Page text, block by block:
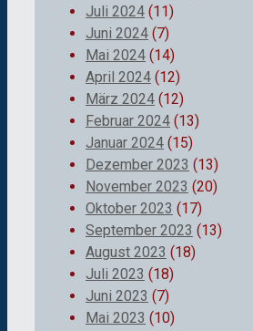
Juli 2024 (11)
Juni 2024 (7)
Mai 2024 (14)
April 2024 (12)
März 2024 (12)
Februar 2024 (13)
Januar 2024 (15)
Dezember 2023 (13)
November 2023 (20)
Oktober 2023 (17)
September 2023 (13)
August 2023 (18)
Juli 2023 (18)
Juni 2023 (7)
Mai 2023 (10)